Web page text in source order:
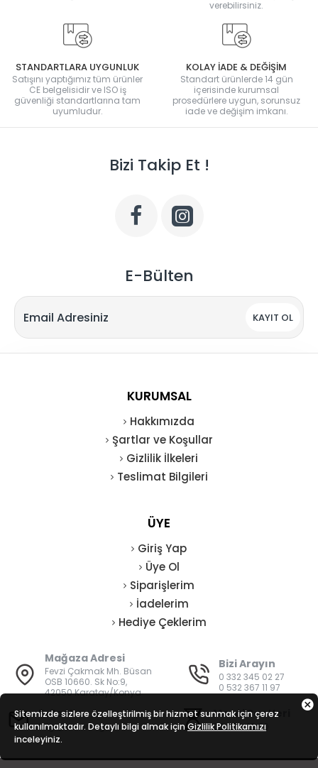
verebilirsiniz.
STANDARTLARA UYGUNLUK
Satışını yaptığımız tüm ürünler
CE belgelisidir ve ISO iş
güvenliği standartlarına tam
uyumludur.
KOLAY İADE & DEĞİŞİM
Standart ürünlerde 14 gün
içerisinde kurumsal
prosedürlere uygun, sorunsuz
iade ve değişim imkanı.
Bizi Takip Et !
E-Bülten
KAYIT OL
KURUMSAL
Hakkımızda
Şartlar ve Koşullar
Gizlilik İlkeleri
Teslimat Bilgileri
ÜYE
Giriş Yap
Üye Ol
Siparişlerim
İadelerim
Hediye Çeklerim
Mağaza Adresi
Fevzi Çakmak Mh. Büsan
OSB 10660. Sk No:9,
42050 Karatay/Konya
Bizi Arayın
0 332 345 02 27
0 532 367 11 97
E-Posta
bilgi@vatanisguvenligi.com
Mesai Saatleri
08:00 - 19:00
Sitemizde sizlere özelleştirilmiş bir hizmet sunmak için çerez
kullanılmaktadır. Detaylı bilgi almak için Gizlilik Politikamızı
inceleyiniz.